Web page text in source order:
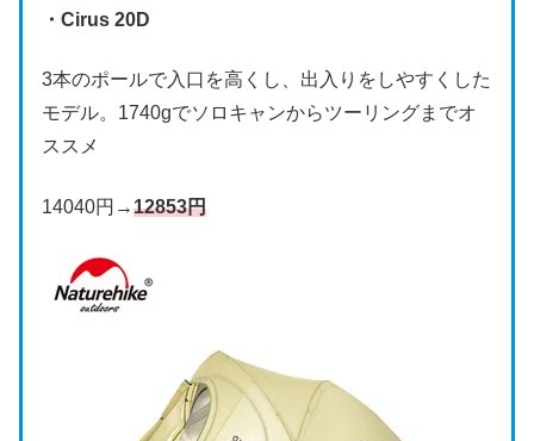
・Cirus 20D
3本のポールで入口を高くし、出入りをしやすくした
モデル。1740gでソロキャンからツーリングまでオ
ススメ
14040円→12853円